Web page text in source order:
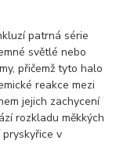
patrná série
světlé nebo
přičemž tyto halo
reakce mezi
jejich zachycení
rozkladu měkkých
v